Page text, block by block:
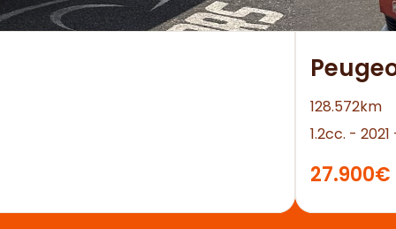
128.572km
1.2cc. -
27.900€